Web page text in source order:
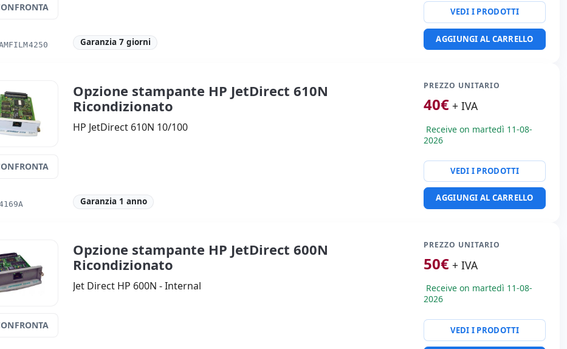
Garanzia 7 giorni
VEDI I PRODOTTI
AGGIUNGI AL CARRELLO
Opzione stampante HP JetDirect 610N
Ricondizionato
HP JetDirect 610N 10/100
Garanzia 1 anno
PREZZO UNITARIO
40€ + IVA
Receive on martedì 11-08-
2026
VEDI I PRODOTTI
AGGIUNGI AL CARRELLO
Opzione stampante HP JetDirect 600N
Ricondizionato
Jet Direct HP 600N - Internal
PREZZO UNITARIO
50€ + IVA
Receive on martedì 11-08-
2026
VEDI I PRODOTTI